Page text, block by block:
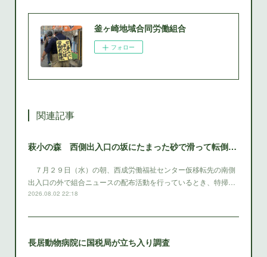
釜ヶ崎地域合同労働組合
フォロー
関連記事
萩小の森 西側出入口の坂にたまった砂で滑って転倒 西成区役所は早急に砂を除去する対策をとること
７月２９日（水）の朝、西成労働福祉センター仮移転先の南側
出入口の外で組合ニュースの配布活動を行っているとき、特掃…
2026.08.02 22:18
長居動物病院に国税局が立ち入り調査